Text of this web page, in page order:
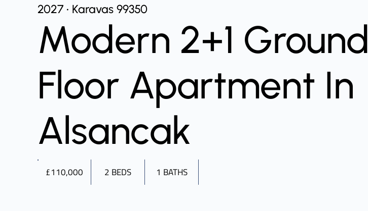
2027 • Karavas 99350
Modern 2+1 Ground
Floor Apartment In
Alsancak
£110,000 2 BEDS 1 BATHS